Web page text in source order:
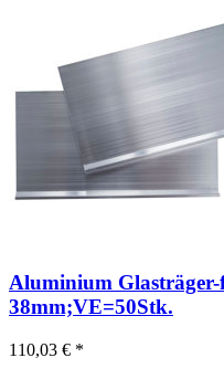
Aluminium Glasträger-
38mm;VE=50Stk.
110,03 € *